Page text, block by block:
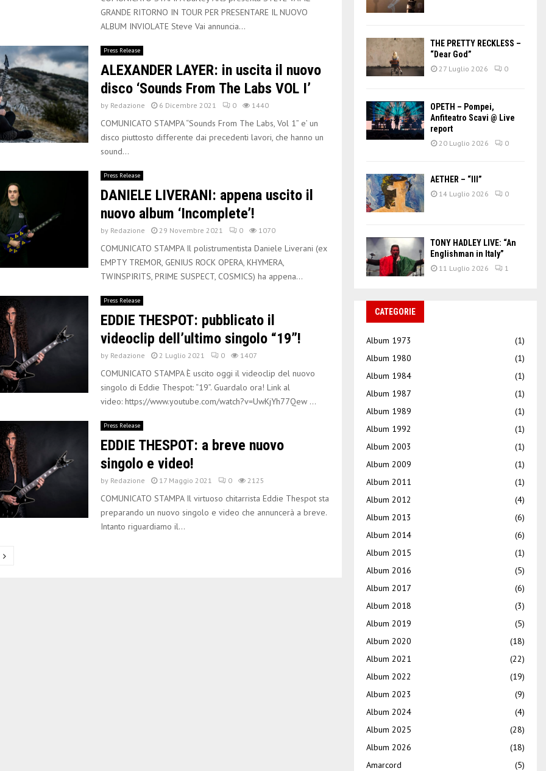
GRANDE RITORNO IN TOUR PER PRESENTARE IL NUOVO
ALBUM INVIOLATE Steve Vai annuncia...
Press Release
ALEXANDER LAYER: in uscita il nuovo
disco ‘Sounds From The Labs VOL I’
by Redazione 6 Dicembre 2021 0 1440
COMUNICATO STAMPA “Sounds From The Labs, Vol 1” e’ un
disco piuttosto differente dai precedenti lavori, che hanno un
sound...
Press Release
DANIELE LIVERANI: appena uscito il
nuovo album ‘Incomplete’!
by Redazione 29 Novembre 2021 0 1070
COMUNICATO STAMPA Il polistrumentista Daniele Liverani (ex
EMPTY TREMOR, GENIUS ROCK OPERA, KHYMERA,
TWINSPIRITS, PRIME SUSPECT, COSMICS) ha appena...
Press Release
EDDIE THESPOT: pubblicato il
videoclip dell’ultimo singolo “19”!
by Redazione 2 Luglio 2021 0 1407
COMUNICATO STAMPA È uscito oggi il videoclip del nuovo
singolo di Eddie Thespot: “19”. Guardalo ora! Link al
video: https://www.youtube.com/watch?v=UwKjYh77Qew ...
Press Release
EDDIE THESPOT: a breve nuovo
singolo e video!
by Redazione 17 Maggio 2021 0 2125
COMUNICATO STAMPA Il virtuoso chitarrista Eddie Thespot sta
preparando un nuovo singolo e video che annuncerà a breve.
Intanto riguardiamo il...
THE PRETTY RECKLESS –
“Dear God”
27 Luglio 2026 0
OPETH – Pompei,
Anfiteatro Scavi @ Live
report
20 Luglio 2026 0
AETHER – “III”
14 Luglio 2026 0
TONY HADLEY LIVE: “An
Englishman in Italy”
11 Luglio 2026 1
CATEGORIE
Album 1973
(1)
Album 1980
(1)
Album 1984
(1)
Album 1987
(1)
Album 1989
(1)
Album 1992
(1)
Album 2003
(1)
Album 2009
(1)
Album 2011
(1)
Album 2012
(4)
Album 2013
(6)
Album 2014
(6)
Album 2015
(1)
Album 2016
(5)
Album 2017
(6)
Album 2018
(3)
Album 2019
(5)
Album 2020
(18)
Album 2021
(22)
Album 2022
(19)
Album 2023
(9)
Album 2024
(4)
Album 2025
(28)
Album 2026
(18)
Amarcord
(5)